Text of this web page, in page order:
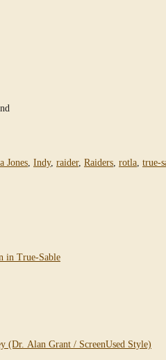
Jones, Indy, raider, Raiders, rotla, true-